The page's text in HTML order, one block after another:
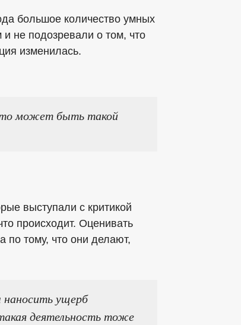
большое количество умных
не подозревали о том, что
изменилась.
может быть такой
выступали с критикой
происходит. Оценивать
по тому, что они делают,
наносить ущерб
деятельность тоже